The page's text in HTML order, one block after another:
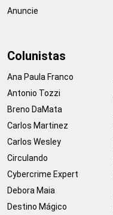
Anuncie
Colunistas
Ana Paula Franco
Antonio Tozzi
Breno DaMata
Carlos Martinez
Carlos Wesley
Circulando
Cybercrime Expert
Debora Maia
Destino Mágico